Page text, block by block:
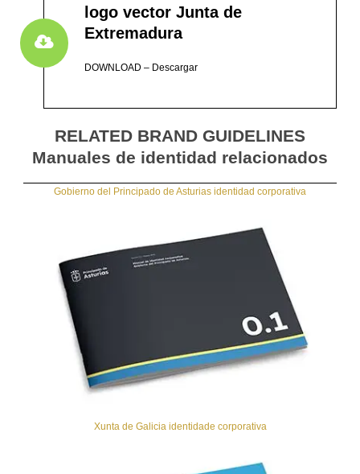
logo vector Junta de
Extremadura
DOWNLOAD – Descargar
RELATED BRAND GUIDELINES
Manuales de identidad relacionados
Gobierno del Principado de Asturias identidad corporativa
Xunta de Galicia identidade corporativa